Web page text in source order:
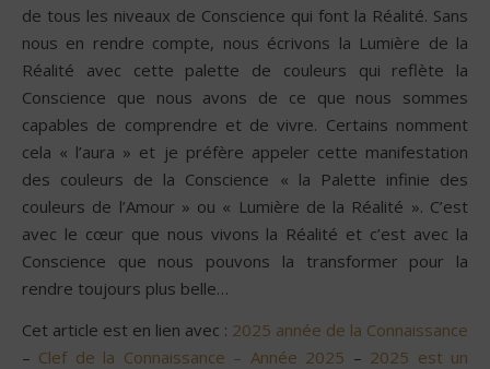
de tous les niveaux de Conscience qui font la Réalité. Sans
nous en rendre compte, nous écrivons la Lumière de la
Réalité avec cette palette de couleurs qui reflète la
Conscience que nous avons de ce que nous sommes
capables de comprendre et de vivre. Certains nomment
cela « l’aura » et je préfère appeler cette manifestation
des couleurs de la Conscience « la Palette infinie des
couleurs de l’Amour » ou « Lumière de la Réalité ». C’est
avec le cœur que nous vivons la Réalité et c’est avec la
Conscience que nous pouvons la transformer pour la
rendre toujours plus belle…
Cet article est en lien avec : 2025 année de la Connaissance
– Clef de la Connaissance – Année 2025 – 2025 est un